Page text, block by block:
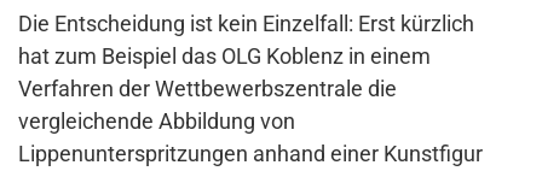
Die Entscheidung ist kein Einzelfall: Erst kürzlich
hat zum Beispiel das OLG Koblenz in einem
Verfahren der Wettbewerbszentrale die
vergleichende Abbildung von
Lippenunterspritzungen anhand einer Kunstfigur